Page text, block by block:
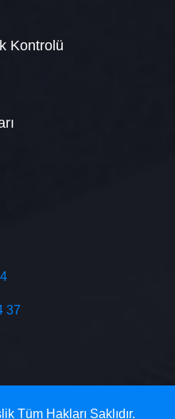
Kontrolü
37
Tüm Hakları Saklıdır.